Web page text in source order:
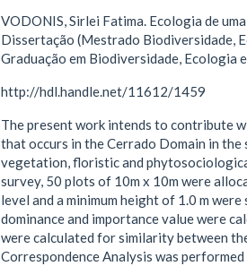
VODONIS, Sirlei Fatima. Ecologia de
Dissertação (Mestrado Biodiversidade,
Graduação em Biodiversidade, Ecologia
http://hdl.handle.net/11612/1459
The present work intends to contribute
that occurs in the Cerrado Domain in
vegetation, floristic and
survey, 50 plots of 10m x 10m were
level and a minimum height of 1.0 m
dominance and importance value were
were calculated for similarity between
Correspondence Analysis was